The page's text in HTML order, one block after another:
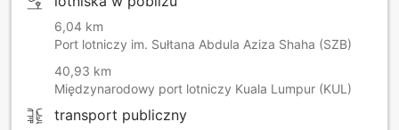
6,04 km
Port lotniczy im. Sułtana Abdula Aziza Shaha (SZB)
40,93 km
Międzynarodowy port lotniczy Kuala Lumpur (KUL)
transport publiczny